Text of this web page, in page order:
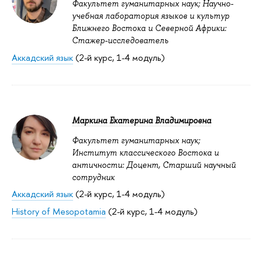
Факультет гуманитарных наук; Научно-
учебная лаборатория языков и культур
Ближнего Востока и Северной Африки:
Стажер-исследователь
Аккадский язык(2-й курс, 1-4 модуль)
Маркина Екатерина Владимировна
Факультет гуманитарных наук;
Институт классического Востока и
античности: Доцент, Старший научный
сотрудник
Аккадский язык(2-й курс, 1-4 модуль)
History of Mesopotamia (2-й курс, 1-4 модуль)